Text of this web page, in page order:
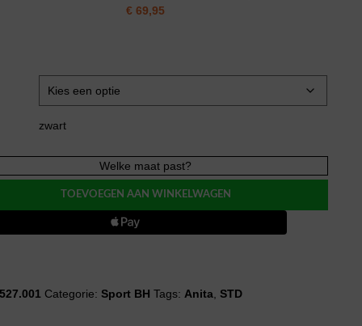
€ 69,95
zwart
Welke maat past?
TOEVOEGEN AAN WINKELWAGEN
Categorie:Sport BH Tags: Anita ,STD